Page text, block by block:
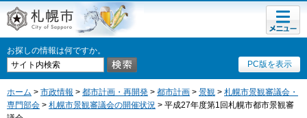
札幌市
お探しの情報は何ですか。
PC版を表示
メニュ
ー
ホーム > 市政情報 > 都市計画・再開発 > 都市計画 > 景観 > 札幌市景観審議会・
専門部会 > 札幌市景観審議会の開催状況 > 平成27年度第1回札幌市都市景観審